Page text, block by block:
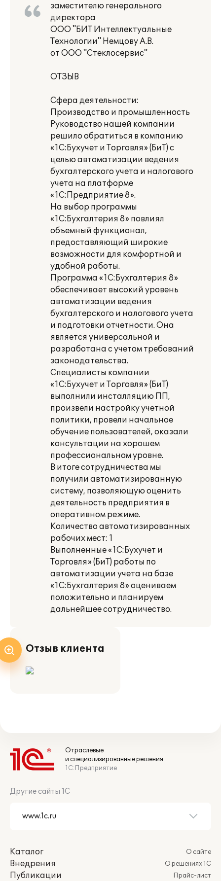
заместителю генерального
директора
ООО "БИТ Интеллектуальные
Технологии" Немцову А.В.
от ООО "Стеклосервис"
ОТЗЫВ
Сфера деятельности:
Производство и промышленность
Руководство нашей компании
решило обратиться в компанию
«1С:Бухучет и Торговля» (БиТ) с
целью автоматизации ведения
бухгалтерского учета и налогового
учета на платформе
«1С:Предприятие 8».
На выбор программы
«1С:Бухгалтерия 8» повлиял
объемный функционал,
предоставляющий широкие
возможности для комфортной и
удобной работы.
Программа «1С:Бухгалтерия 8»
обеспечивает высокий уровень
автоматизации ведения
бухгалтерского и налогового учета
и подготовки отчетности. Она
является универсальной и
разработана с учетом требований
законодательства.
Специалисты компании
«1С:Бухучет и Торговля» (БиТ)
выполнили инсталляцию ПП,
произвели настройку учетной
политики, провели начальное
обучение пользователей, оказали
консультации на хорошем
профессиональном уровне.
В итоге сотрудничества мы
получили автоматизированную
систему, позволяющую оценить
деятельность предприятия в
оперативном режиме.
Количество автоматизированных
рабочих мест: 1
Выполненные «1С:Бухучет и
Торговля» (БиТ) работы по
автоматизации учета на базе
«1С:Бухгалтерия 8» оцениваем
положительно и планируем
дальнейшее сотрудничество.
Отзыв клиента
Отраслевые
и специализированные решения
1С:Предприятие
Другие сайты 1С
Каталог
Внедрения
Публикации
О сайте
О решениях 1С
Прайс-лист